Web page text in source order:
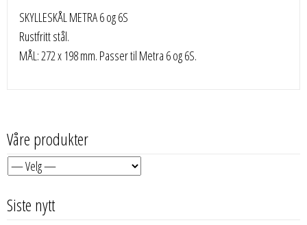
SKYLLESKÅL METRA 6 og 6S
Rustfritt stål.
MÅL: 272 x 198 mm. Passer til Metra 6 og 6S.
Våre produkter
Siste nytt